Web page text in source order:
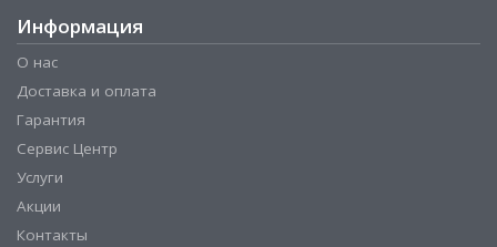
Информация
О нас
Доставка и оплата
Гарантия
Сервис Центр
Услуги
Акции
Контакты